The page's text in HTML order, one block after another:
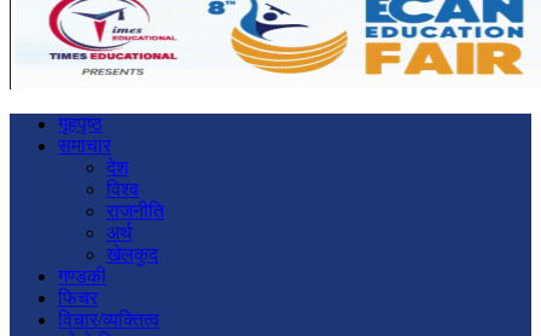
गृहपृष्ठ
समाचार
देश
विश्व
राजनीति
अर्थ
खेलकुद
गण्डकी
फिचर
विचार/व्यक्तित्व